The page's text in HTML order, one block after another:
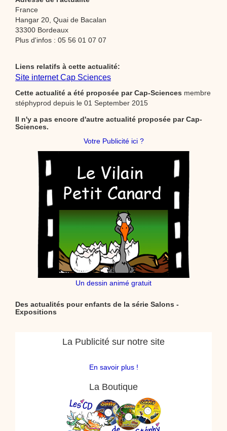
France
Hangar 20, Quai de Bacalan
33300 Bordeaux
Plus d'infos : 05 56 01 07 07
Liens relatifs à cette actualité:
Site internet Cap Sciences
Cette actualité a été proposée parCap-Sciences membre
stéphyprod depuis le 01 September 2015
Il n'y a pas encore d'autre actualité proposée par Cap-
Sciences.
Votre Publicité ici ?
Un dessin animé gratuit
Des actualités pour enfants de la série Salons -
Expositions
La Publicité sur notre site
En savoir plus !
La Boutique